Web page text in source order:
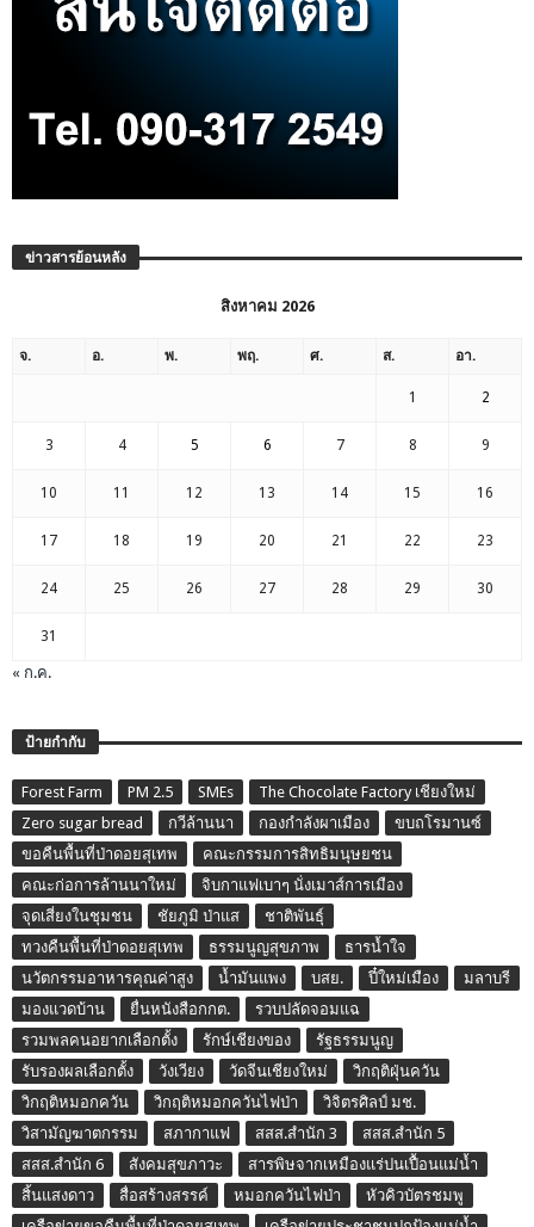
ข่าวสารย้อนหลัง
สิงหาคม 2026
จ. อ. พ. พฤ. ศ. ส. อา.
1 2
3 4 5 6 7 8 9
10 11 12 13 14 15 16
17 18 19 20 21 22 23
24 25 26 27 28 29 30
31
« ก.ค.
ป้ายกำกับ
Forest Farm PM 2.5 SMEs
The Chocolate Factory เชียงใหม่
Zero sugar bread
กวีล้านนา กองกำลังผาเมือง
ขบถโรมานซ์
ขอคืนพื้นที่ป่าดอยสุเทพ
คณะกรรมการสิทธิมนุษยชน
คณะก่อการล้านนาใหม่
จิบกาแฟเบาๆ นั่งเมาส์การเมือง
จุดเสี่ยงในชุมชน
ชัยภูมิ ป่าแส
ชาติพันธุ์
ทวงคืนพื้นที่ป่าดอยสุเทพ
ธรรมนูญสุขภาพ
ธารน้ำใจ
นวัตกรรมอาหารคุณค่าสูง
น้ำมันแพง บสย. ปี๋ใหม่เมือง
มลาบรี
มองแวดบ้าน
ยื่นหนังสือกกต.
รวบปลัดจอมแฉ
รวมพลคนอยากเลือกตั้ง
รักษ์เชียงของ
รัฐธรรมนูญ
รับรองผลเลือกตั้ง
วังเวียง วัดจีนเชียงใหม่
วิกฤติฝุ่นควัน
วิกฤติหมอกควัน
วิกฤติหมอกควันไฟป่า
วิจิตรศิลป์ มช.
วิสามัญฆาตกรรม
สภากาแฟ สสส.สำนัก 3
สสส.สำนัก 5
สสส.สำนัก 6
สังคมสุขภาวะ
สารพิษจากเหมืองแร่ปนเปื้อนแม่น้ำ
สิ้นแสงดาว
สื่อสร้างสรรค์ หมอกควันไฟป่า
หัวคิวบัตรชมพู